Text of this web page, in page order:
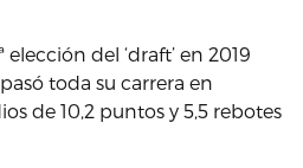
del ‘draft’ en 2019
toda su carrera en
de 10,2 puntos y 5,5 rebotes